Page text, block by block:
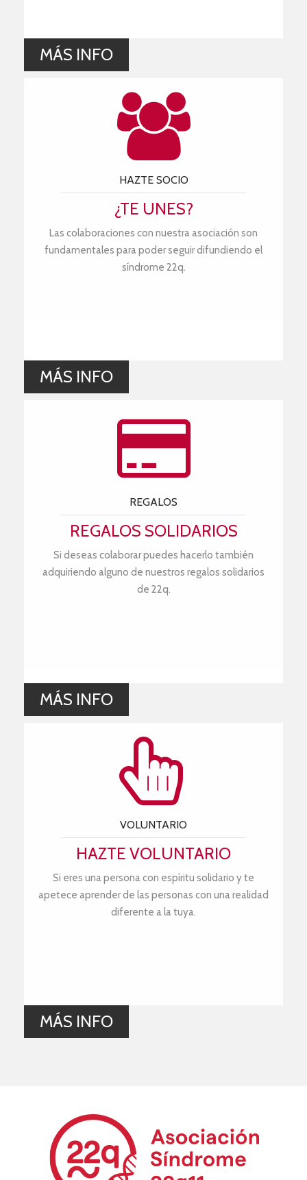
MÁS INFO
HAZTE SOCIO
¿TE UNES?
Las colaboraciones con nuestra asociación son
fundamentales para poder seguir difundiendo el
síndrome 22q.
MÁS INFO
REGALOS
REGALOS SOLIDARIOS
Si deseas colaborar puedes hacerlo también
adquiriendo alguno de nuestros regalos solidarios
de 22q.
MÁS INFO
VOLUNTARIO
HAZTE VOLUNTARIO
Si eres una persona con espíritu solidario y te
apetece aprender de las personas con una realidad
diferente a la tuya.
MÁS INFO